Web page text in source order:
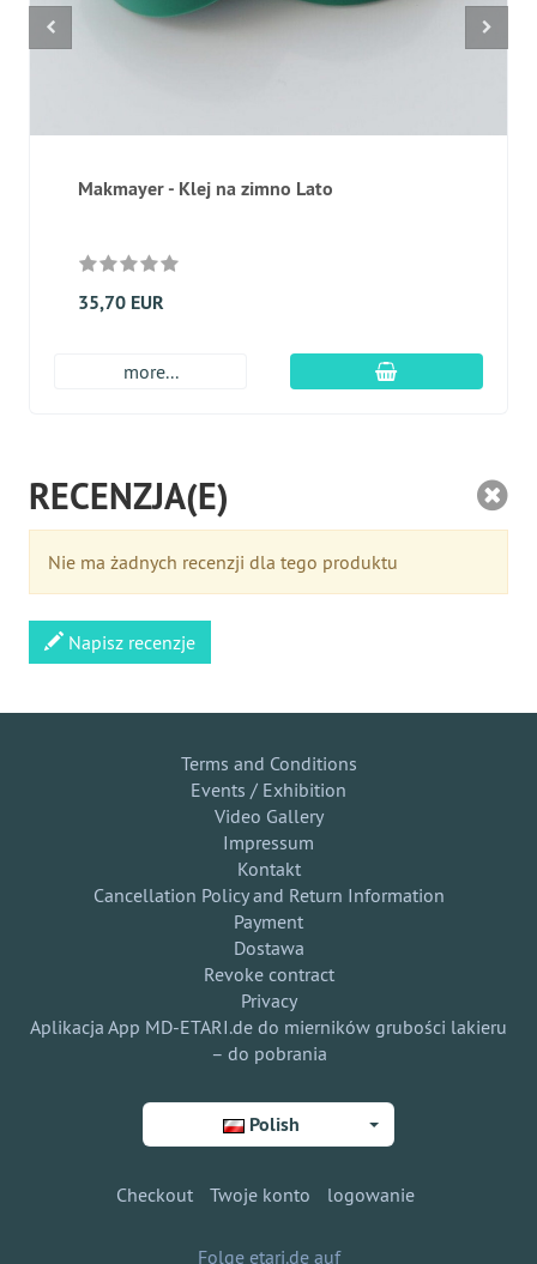
Makmayer - Klej na zimno Lato
35,70 EUR
more... dodaj do
RECENZJA(E)
Nie ma żadnych recenzji dla tego produktu
Napisz recenzje
Terms and Conditions
Events / Exhibition
Video Gallery
Impressum
Kontakt
Cancellation Policy and Return Information
Payment
Dostawa
Revoke contract
Privacy
Aplikacja App MD-ETARI.de do mierników grubości lakieru
– do pobrania
Polish
Checkout Twoje konto logowanie
Folge etari.de auf